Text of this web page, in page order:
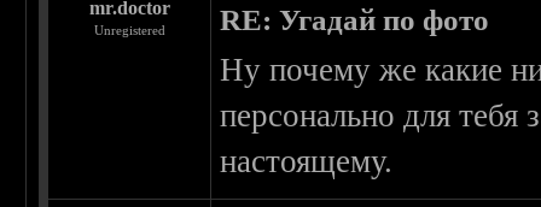
mr.doctor
Unregistered RE: Угадай по фото
Ну почему же какие
персонально для тебя
настоящему.